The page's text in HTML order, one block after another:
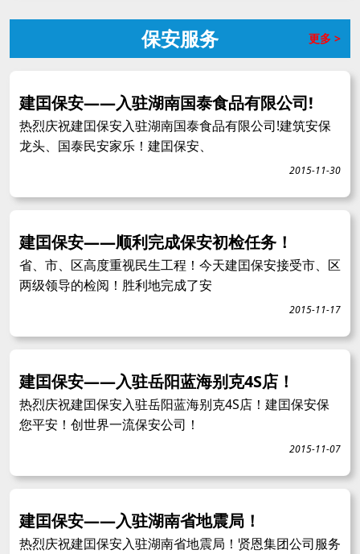
保安服务 更多 >
建囯保安——入驻湖南国泰食品有限公司!
热烈庆祝建囯保安入驻湖南国泰食品有限公司!建筑安保
龙头、国泰民安家乐！建囯保安、
2015-11-30
建囯保安——顺利完成保安初检任务！
省、市、区高度重视民生工程！今天建囯保安接受市、区
两级领导的检阅！胜利地完成了安
2015-11-17
建囯保安——入驻岳阳蓝海别克4S店！
热烈庆祝建囯保安入驻岳阳蓝海别克4S店！建囯保安保
您平安！创世界一流保安公司！
2015-11-07
建囯保安——入驻湖南省地震局！
热烈庆祝建囯保安入驻湖南省地震局！贤恩集团公司服务